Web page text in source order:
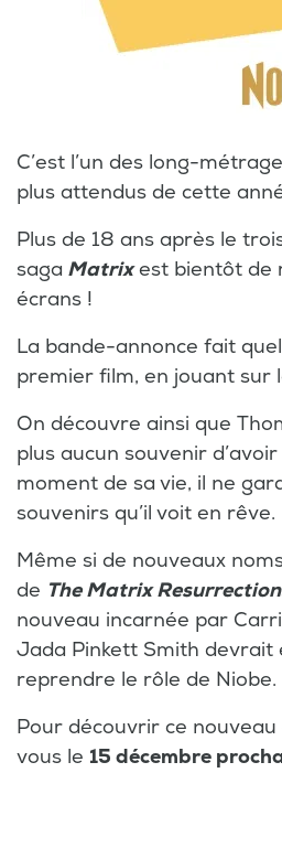
C’est l’un des long-
plus attendus de cette
Plus de 18 ans après le
saga Matrixest bientôt de
écrans !
La bande-annonce fait
premier film, en jouant sur
On découvre ainsi que
plus aucun souvenir
moment de sa vie, il ne
souvenirs qu’il voit en rêve.
Même si de nouveaux
de The Matrix
nouveau incarnée par
Jada Pinkett Smith devrait
reprendre le rôle de Niobe.
Pour découvrir ce
vous le 15 décembre